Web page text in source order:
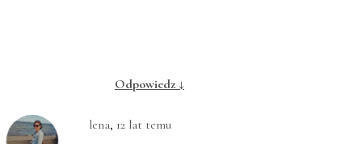
Odpowiedz ↓
lena, 12 lat temu